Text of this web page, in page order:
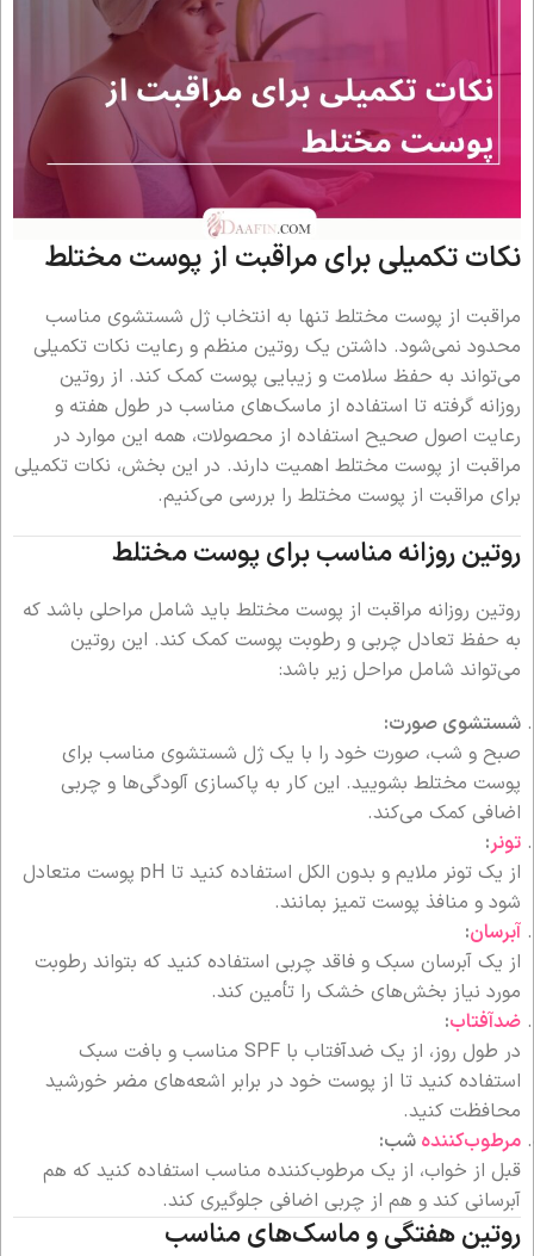
نکات تکمیلی برای مراقبت از پوست مختلط
مراقبت از پوست مختلط تنها به انتخاب ژل شستشوی مناسب
محدود نمی‌شود. داشتن یک روتین منظم و رعایت نکات تکمیلی
می‌تواند به حفظ سلامت و زیبایی پوست کمک کند. از روتین
روزانه گرفته تا استفاده از ماسک‌های مناسب در طول هفته و
رعایت اصول صحیح استفاده از محصولات، همه این موارد در
مراقبت از پوست مختلط اهمیت دارند. در این بخش، نکات تکمیلی
برای مراقبت از پوست مختلط را بررسی می‌کنیم.
روتین روزانه مناسب برای پوست مختلط
روتین روزانه مراقبت از پوست مختلط باید شامل مراحلی باشد که
به حفظ تعادل چربی و رطوبت پوست کمک کند. این روتین
می‌تواند شامل مراحل زیر باشد:
شستشوی صورت:
صبح و شب، صورت خود را با یک ژل شستشوی مناسب برای
پوست مختلط بشویید. این کار به پاکسازی آلودگی‌ها و چربی
اضافی کمک می‌کند.
تونر:
از یک تونر ملایم و بدون الکل استفاده کنید تا pH پوست متعادل
شود و منافذ پوست تمیز بمانند.
آبرسان:
از یک آبرسان سبک و فاقد چربی استفاده کنید که بتواند رطوبت
مورد نیاز بخش‌های خشک را تأمین کند.
ضدآفتاب:
در طول روز، از یک ضدآفتاب با SPF مناسب و بافت سبک
استفاده کنید تا از پوست خود در برابر اشعه‌های مضر خورشید
محافظت کنید.
مرطوب‌کننده شب:
قبل از خواب، از یک مرطوب‌کننده مناسب استفاده کنید که هم
آبرسانی کند و هم از چربی اضافی جلوگیری کند.
روتین هفتگی و ماسک‌های مناسب